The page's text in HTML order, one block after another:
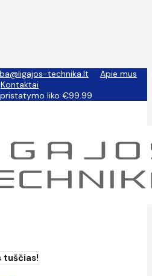
technika.lt
Apie mus
Kontaktai
liko €99.99
tuščias!